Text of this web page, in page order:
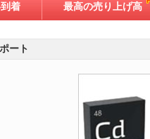
着 最高の売り上げ高
ート